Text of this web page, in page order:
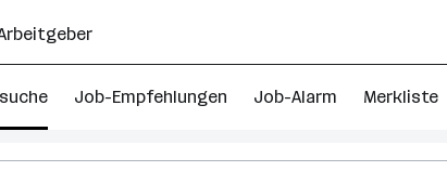
Job-Empfehlungen Job-Alarm Merkliste